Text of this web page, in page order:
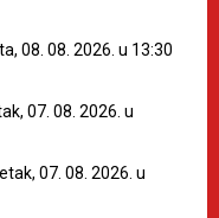
08. 08. 2026. u 13:30
07. 08. 2026. u
07. 08. 2026. u